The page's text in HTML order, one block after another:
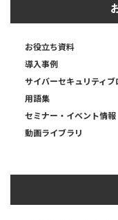
お役立ち資料
導入事例
サイバーセキュリティブ
用語集
セミナー・イベント情報
動画ライブラリ